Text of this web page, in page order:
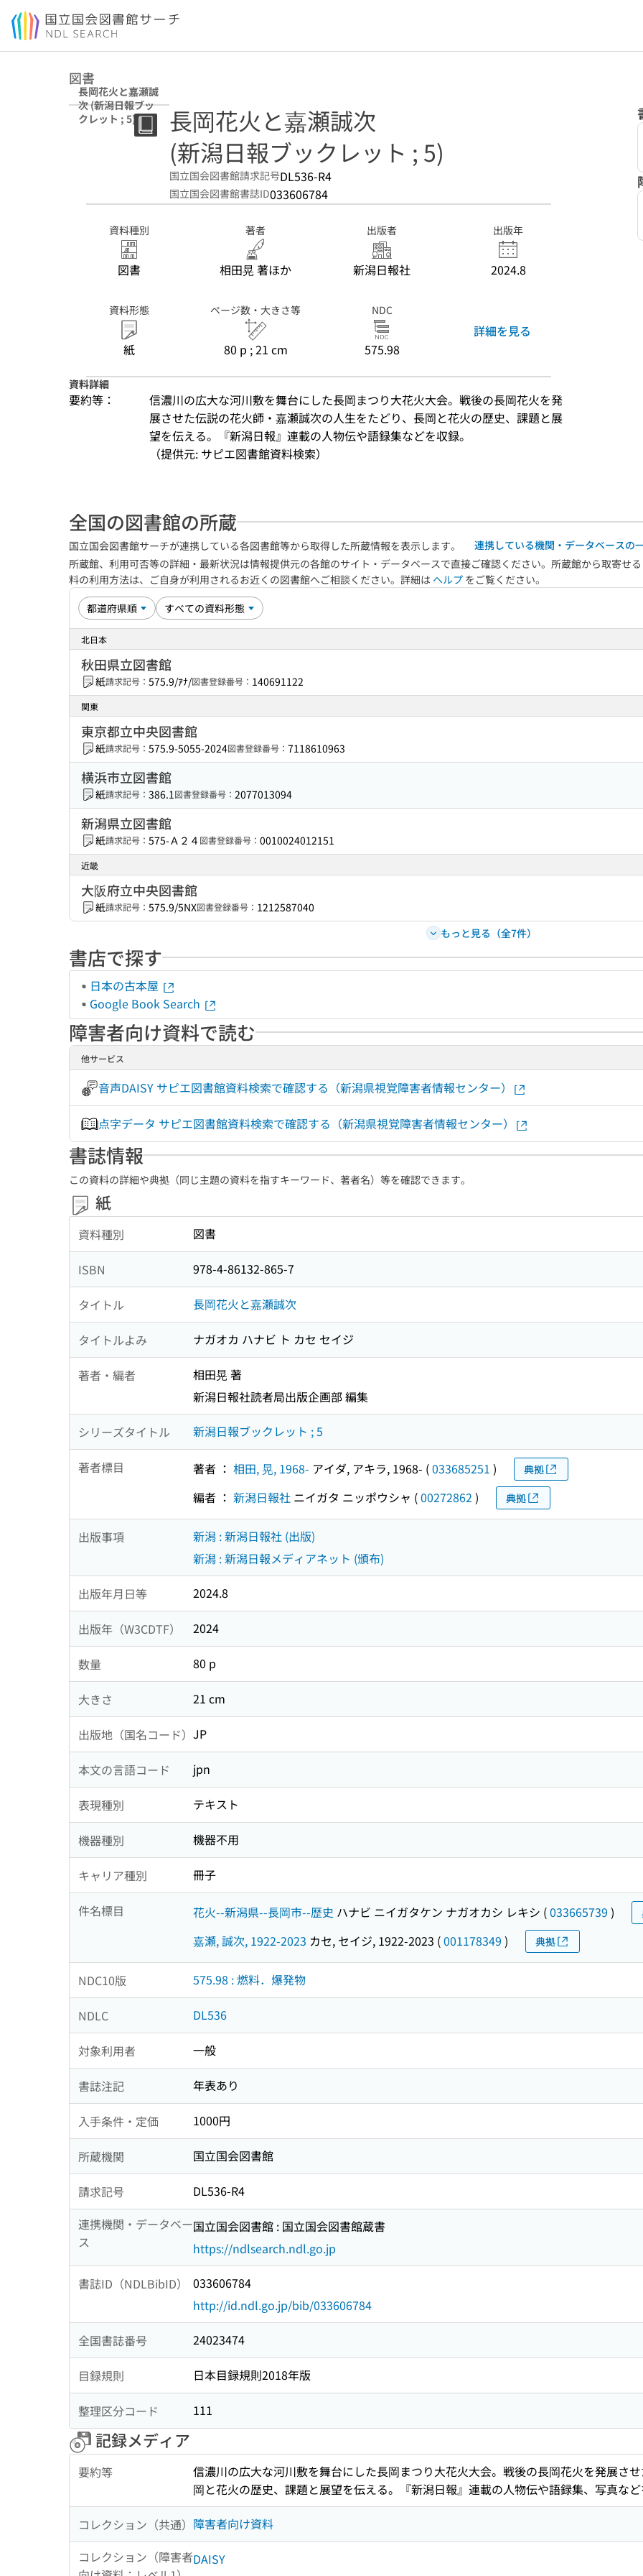
本文へ移動
図書
長岡花火と嘉瀬誠
次 (新潟日報ブッ
クレット ; 5)
長岡花火と嘉瀬誠次
(新潟日報ブックレット ; 5)
国立国会図書館請求記号DL536-R4
国立国会図書館書誌ID033606784
資料種別
図書
著者
相田晃 著ほか
出版者
新潟日報社
出版年
2024.8
資料形態
紙
ページ数・大きさ等
80 p ; 21 cm
NDC
575.98
詳細を見る
資料詳細
要約等：
信濃川の広大な河川敷を舞台にした長岡まつり大花火大会。戦後の長岡花火を発
展させた伝説の花火師・嘉瀬誠次の人生をたどり、長岡と花火の歴史、課題と展
望を伝える。『新潟日報』連載の人物伝や語録集などを収録。
（提供元: サピエ図書館資料検索）
全国の図書館の所蔵
国立国会図書館サーチが連携している各図書館等から取得した所蔵情報を表示します。
連携している機関・データベースの
所蔵館、利用可否等の詳細・最新状況は情報提供元の各館のサイト・データベースで直接ご確認ください。所蔵館から取寄せ
料の利用方法は、ご自身が利用されるお近くの図書館へご相談ください。詳細は ヘルプ をご覧ください。
北日本
秋田県立図書館
紙請求記号： 575.9/ｱﾅ/図書登録番号： 140691122
関東
東京都立中央図書館
紙請求記号： 575.9-5055-2024図書登録番号： 7118610963
横浜市立図書館
紙請求記号： 386.1図書登録番号： 2077013094
新潟県立図書館
紙請求記号： 575-Ａ２４ 図書登録番号： 0010024012151
近畿
大阪府立中央図書館
紙請求記号： 575.9/5NX図書登録番号： 1212587040
もっと見る（全7件）
書店で探す
日本の古本屋
Google Book Search
障害者向け資料で読む
他サービス
音声DAISY サピエ図書館資料検索で確認する（新潟県視覚障害者情報センター）
点字データ サピエ図書館資料検索で確認する（新潟県視覚障害者情報センター）
書誌情報
この資料の詳細や典拠（同じ主題の資料を指すキーワード、著者名）等を確認できます。
紙
資料種別 図書
ISBN 978-4-86132-865-7
タイトル 長岡花火と嘉瀬誠次
タイトルよみ ナガオカ ハナビ ト カセ セイジ
著者・編者
相田晃 著
新潟日報社読者局出版企画部 編集
シリーズタイトル 新潟日報ブックレット ; 5
著者標目 著者 ： 相田, 晃, 1968- アイダ, アキラ, 1968- (033685251 ) 典拠
編者 ： 新潟日報社 ニイガタ ニッポウシャ (00272862 ) 典拠
出版事項
新潟 : 新潟日報社 (出版)
新潟 : 新潟日報メディアネット (頒布)
出版年月日等 2024.8
出版年（W3CDTF） 2024
数量 80 p
大きさ 21 cm
出版地（国名コード） JP
本文の言語コード jpn
表現種別 テキスト
機器種別 機器不用
キャリア種別 冊子
件名標目 花火--新潟県--長岡市--歴史 ハナビ ニイガタケン ナガオカシ レキシ (033665739 )
嘉瀬, 誠次, 1922-2023 カセ, セイジ, 1922-2023 (001178349 ) 典拠
NDC10版 575.98 : 燃料．爆発物
NDLC DL536
対象利用者 一般
書誌注記 年表あり
入手条件・定価 1000円
所蔵機関 国立国会図書館
請求記号
DL536-R4
連携機関・データベー
ス
国立国会図書館 : 国立国会図書館蔵書
https://ndlsearch.ndl.go.jp
書誌ID（NDLBibID）
033606784
http://id.ndl.go.jp/bib/033606784
全国書誌番号 24023474
目録規則 日本目録規則2018年版
整理区分コード 111
記録メディア
要約等
信濃川の広大な河川敷を舞台にした長岡まつり大花火大会。戦後の長岡花火を発展さ
岡と花火の歴史、課題と展望を伝える。『新潟日報』連載の人物伝や語録集、写真な
コレクション（共通） 障害者向け資料
コレクション（障害者DAISY